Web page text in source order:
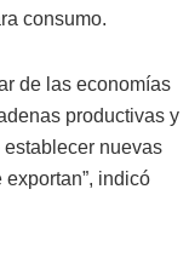
consumo.
de las economías
productivas y
nuevas
indicó